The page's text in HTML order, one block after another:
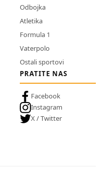
Odbojka
Atletika
Formula 1
Vaterpolo
Ostali sportovi
PRATITE NAS
Facebook
Instagram
X / Twitter